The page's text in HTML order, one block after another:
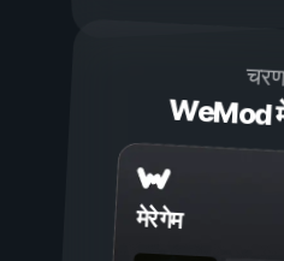
WeMod
मेरे गेम